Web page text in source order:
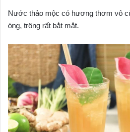
Nước thảo mộc có hương thơm vô
óng, trông rất bắt mắt.